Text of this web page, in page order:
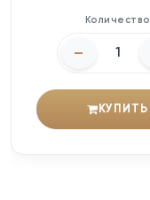
Количество
–
КУПИТЬ